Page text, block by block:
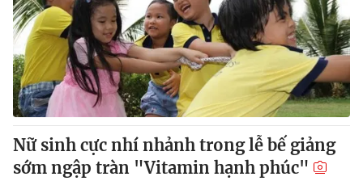
Nữ sinh cực nhí nhảnh trong lễ bế giảng
sớm ngập tràn "Vitamin hạnh phúc"